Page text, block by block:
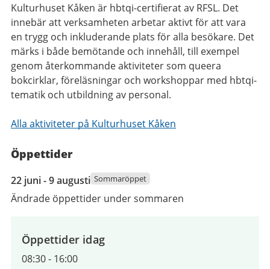
Kulturhuset Kåken är hbtqi-certifierat av RFSL. Det
innebär att verksamheten arbetar aktivt för att vara
en trygg och inkluderande plats för alla besökare. Det
märks i både bemötande och innehåll, till exempel
genom återkommande aktiviteter som queera
bokcirklar, föreläsningar och workshoppar med hbtqi-
tematik och utbildning av personal.
Alla aktiviteter på Kulturhuset Kåken
Öppettider
22
juni
2026
augusti
2026
22 juni - 9 augusti Sommaröppet
Ändrade öppettider under sommaren
Öppettider idag
08:30- 16:00